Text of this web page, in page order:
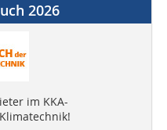
2026
im KKA-